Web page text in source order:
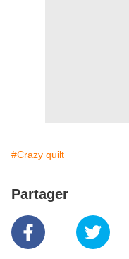
#Crazy quilt
Partager